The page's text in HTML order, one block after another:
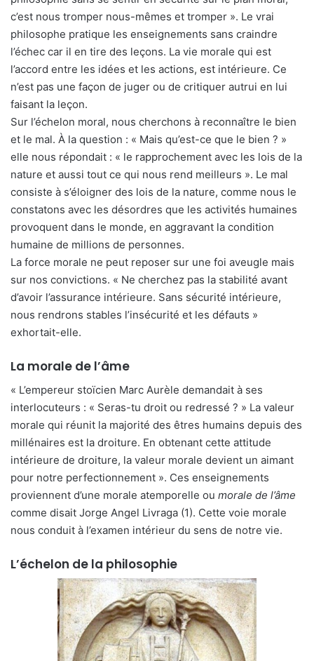
c’est nous tromper nous-mêmes et tromper ». Le vrai
philosophe pratique les enseignements sans craindre
l’échec car il en tire des leçons. La vie morale qui est
l’accord entre les idées et les actions, est intérieure. Ce
n’est pas une façon de juger ou de critiquer autrui en lui
faisant la leçon.
Sur l’échelon moral, nous cherchons à reconnaître le bien
et le mal. À la question : « Mais qu’est-ce que le bien ? »
elle nous répondait : « le rapprochement avec les lois de la
nature et aussi tout ce qui nous rend meilleurs ». Le mal
consiste à s’éloigner des lois de la nature, comme nous le
constatons avec les désordres que les activités humaines
provoquent dans le monde, en aggravant la condition
humaine de millions de personnes.
La force morale ne peut reposer sur une foi aveugle mais
sur nos convictions. « Ne cherchez pas la stabilité avant
d’avoir l’assurance intérieure. Sans sécurité intérieure,
nous rendrons stables l’insécurité et les défauts »
exhortait-elle.
La morale de l’âme
« L’empereur stoïcien Marc Aurèle demandait à ses
interlocuteurs : « Seras-tu droit ou redressé ? » La valeur
morale qui réunit la majorité des êtres humains depuis des
millénaires est la droiture. En obtenant cette attitude
intérieure de droiture, la valeur morale devient un aimant
pour notre perfectionnement ». Ces enseignements
proviennent d’une morale atemporelle ou morale de l’âme
comme disait Jorge Angel Livraga (1). Cette voie morale
nous conduit à l’examen intérieur du sens de notre vie.
L’échelon de la philosophie